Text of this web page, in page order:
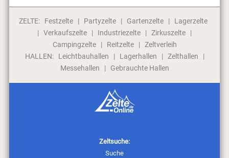
ZELTE: Festzelte | Partyzelte | Gartenzelte |
Lagerzelte
| Verkaufszelte | Industriezelte | Zirkuszelte
|
Campingzelte
| Reitzelte | Zeltverleih
HALLEN:
Leichtbauhallen | Lagerhallen | Zelthallen
|
Messehallen
| Gebrauchte Hallen
Zeltsuche:
Suche